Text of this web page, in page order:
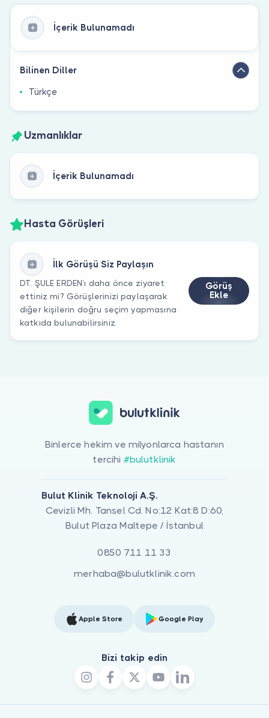
İçerik Bulunamadı
Bilinen Diller
Türkçe
Uzmanlıklar
İçerik Bulunamadı
Hasta Görüşleri
İlk Görüşü Siz Paylaşın
DT. ŞULE ERDEN’ı daha önce ziyaret
ettiniz mi? Görüşlerinizi paylaşarak
diğer kişilerin doğru seçim yapmasına
katkıda bulunabilirsiniz.
Görüş
Ekle
Binlerce hekim ve milyonlarca hastanın
tercihi #bulutklinik
Bulut Klinik Teknoloji A.Ş.
Cevizli Mh. Tansel Cd. No:12 Kat:8 D:60,
Bulut Plaza Maltepe / İstanbul
0850 711 11 33
merhaba@bulutklinik.com
Apple Store Google Play
Bizi takip edin